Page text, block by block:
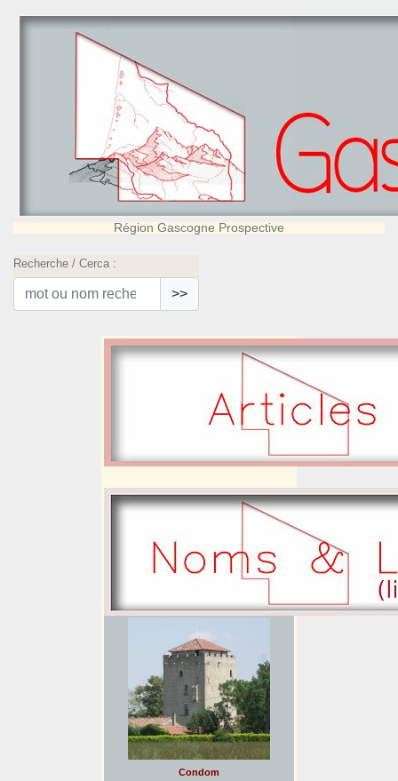
Région Gascogne Prospective
Recherche / Cerca :
>>
Condom